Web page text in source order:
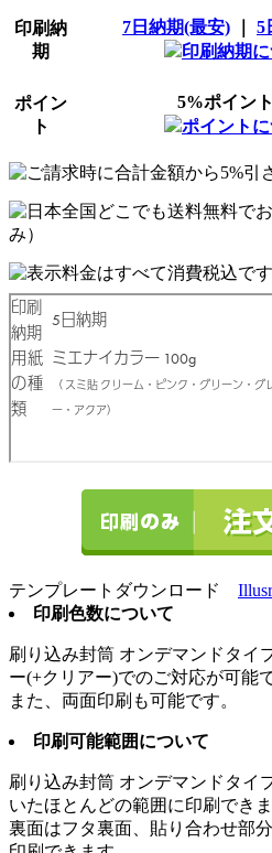
印刷納
期
7日納期(最安)
5
印刷納期
ポイン
ト
5%ポイン
ポイント
テンプレートダウンロード
印刷色数について
刷り込み封筒 オンデマンドタイ
ー(+クリアー)でのご対応が可能で
また、両面印刷も可能です。
印刷可能範囲について
刷り込み封筒 オンデマンドタイ
いたほとんどの範囲に印刷できま
裏面はフタ裏面、貼り合わせ部